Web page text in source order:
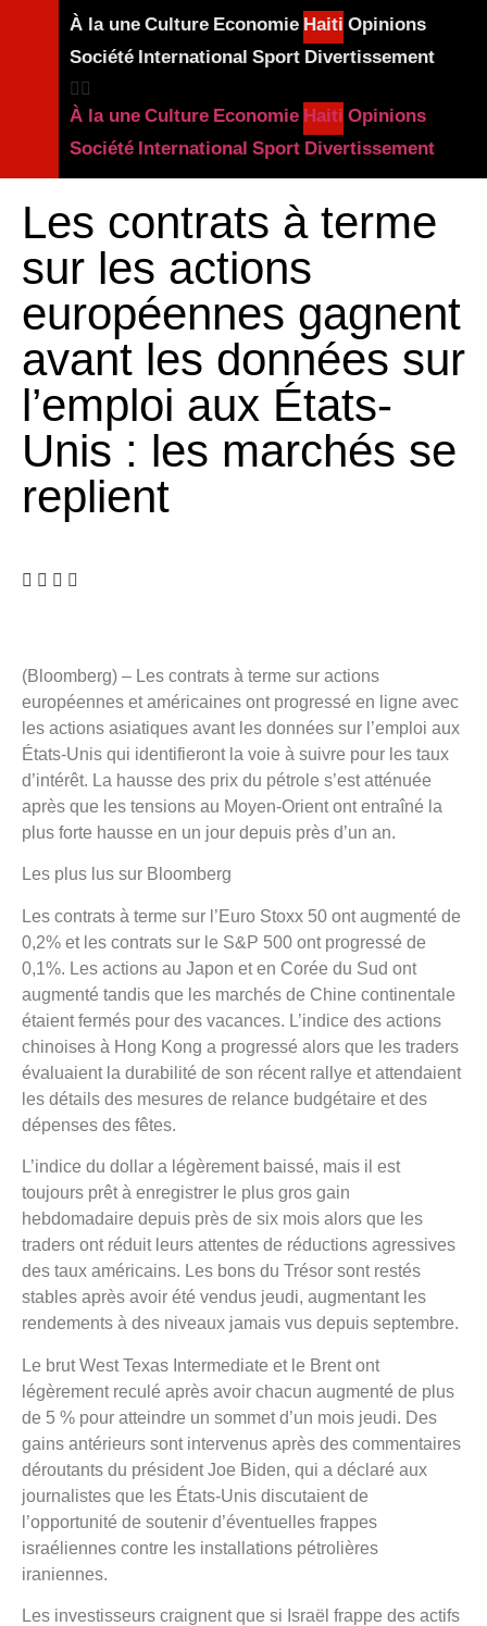
À la une Culture Economie Haiti Opinions
Société International Sport Divertissement
À la une Culture Economie Haiti Opinions
Société International Sport Divertissement
Les contrats à terme
sur les actions
européennes gagnent
avant les données sur
l’emploi aux États-
Unis : les marchés se
replient
(Bloomberg) – Les contrats à terme sur actions
européennes et américaines ont progressé en ligne avec
les actions asiatiques avant les données sur l’emploi aux
États-Unis qui identifieront la voie à suivre pour les taux
d’intérêt. La hausse des prix du pétrole s’est atténuée
après que les tensions au Moyen-Orient ont entraîné la
plus forte hausse en un jour depuis près d’un an.
Les plus lus sur Bloomberg
Les contrats à terme sur l’Euro Stoxx 50 ont augmenté de
0,2% et les contrats sur le S&P 500 ont progressé de
0,1%. Les actions au Japon et en Corée du Sud ont
augmenté tandis que les marchés de Chine continentale
étaient fermés pour des vacances. L’indice des actions
chinoises à Hong Kong a progressé alors que les traders
évaluaient la durabilité de son récent rallye et attendaient
les détails des mesures de relance budgétaire et des
dépenses des fêtes.
L’indice du dollar a légèrement baissé, mais il est
toujours prêt à enregistrer le plus gros gain
hebdomadaire depuis près de six mois alors que les
traders ont réduit leurs attentes de réductions agressives
des taux américains. Les bons du Trésor sont restés
stables après avoir été vendus jeudi, augmentant les
rendements à des niveaux jamais vus depuis septembre.
Le brut West Texas Intermediate et le Brent ont
légèrement reculé après avoir chacun augmenté de plus
de 5 % pour atteindre un sommet d’un mois jeudi. Des
gains antérieurs sont intervenus après des commentaires
déroutants du président Joe Biden, qui a déclaré aux
journalistes que les États-Unis discutaient de
l’opportunité de soutenir d’éventuelles frappes
israéliennes contre les installations pétrolières
iraniennes.
Les investisseurs craignent que si Israël frappe des actifs